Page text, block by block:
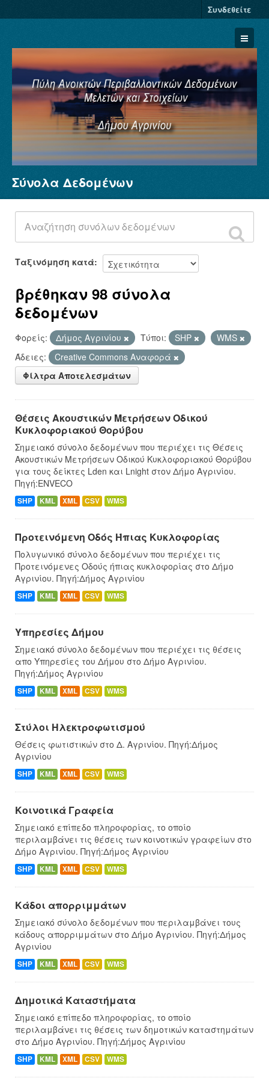
Συνδεθείτε
Σύνολα Δεδομένων
Φορείς
Ομάδες
Σχετικά
Σύνολα Δεδομένων
Ταξινόμηση κατά
βρέθηκαν 98 σύνολα
δεδομένων
Φορείς: Δήμος Αγρινίου Τύποι: SHP
WMS
Άδειες:
Creative Commons Αναφορά
Φίλτρα Αποτελεσμάτων
Θέσεις Ακουστικών Μετρήσεων Οδικού
Κυκλοφοριακού Θορύβου
Σημειακό σύνολο δεδομένων που περιέχει τις Θέσεις
Ακουστικών Μετρήσεων Οδικού Κυκλοφοριακού Θορύβου
για τους δείκτες Lden και Lnight στον Δήμο Αγρινίου.
Πηγή:ENVECO
SHP KML XML CSV WMS
Προτεινόμενη Οδός Ήπιας Κυκλοφορίας
Πολυγωνικό σύνολο δεδομένων που περιέχει τις
Προτεινόμενες Οδούς ήπιας κυκλοφορίας στο Δήμο
Αγρινίου. Πηγή:Δήμος Αγρινίου
SHP KML XML CSV WMS
Υπηρεσίες Δήμου
Σημειακό σύνολο δεδομένων που περιέχει τις θέσεις
απο Υπηρεσίες του Δήμου στο Δήμο Αγρινίου.
Πηγή:Δήμος Αγρινίου
SHP KML XML CSV WMS
Στύλοι Ηλεκτροφωτισμού
Θέσεις φωτιστικών στο Δ. Αγρινίου. Πηγή:Δήμος
Αγρινίου
SHP KML XML CSV WMS
Κοινοτικά Γραφεία
Σημειακό επίπεδο πληροφορίας, το οποίο
περιλαμβάνει τις θέσεις των κοινοτικών γραφείων στο
Δήμο Αγρινίου. Πηγή:Δήμος Αγρινίου
SHP KML XML CSV WMS
Κάδοι απορριμμάτων
Σημειακό σύνολο δεδομένων που περιλαμβάνει τους
κάδους απορριμμάτων στο Δήμο Αγρινίου. Πηγή:Δήμος
Αγρινίου
SHP KML XML CSV WMS
Δημοτικά Καταστήματα
Σημειακό επίπεδο πληροφορίας, το οποίο
περιλαμβάνει τις θέσεις των δημοτικών καταστημάτων
στο Δήμο Αγρινίου. Πηγή:Δήμος Αγρινίου
SHP KML XML CSV WMS